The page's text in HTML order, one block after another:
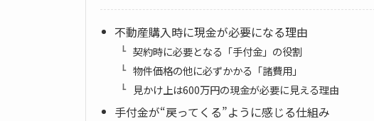
不動産購入時に現金が必要になる理由
契約時に必要となる「手付金」の役割
物件価格の他に必ずかかる「諸費用」
見かけ上は600万円の現金が必要に見える理由
手付金が“戻ってくる”ように感じる仕組み